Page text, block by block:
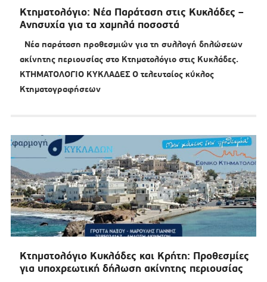
Κτηματολόγιο: Νέα Παράταση στις Κυκλάδες –
Ανησυχία για τα χαμηλά ποσοστά
Νέα παράταση προθεσμιών για τη συλλογή δηλώσεων
ακίνητης περιουσίας στο Κτηματολόγιο στις Κυκλάδες.
ΚΤΗΜΑΤΟΛΟΓΙΟ ΚΥΚΛΑΔΕΣ Ο τελευταίος κύκλος
Κτηματογραφήσεων
Κτηματολόγιο Κυκλάδες και Κρήτη: Προθεσμίες
για υποχρεωτική δήλωση ακίνητης περιουσίας